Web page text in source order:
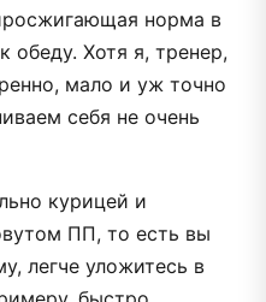
норма в
обеду. Хотя я, тренер,
мало и уж точно
себя не очень
курицей и
ПП, то есть вы
легче уложитесь в